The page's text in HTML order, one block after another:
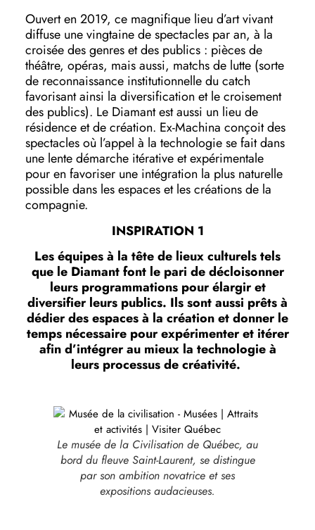
Ouvert en 2019, ce magnifique lieu d’art vivant
diffuse une vingtaine de spectacles par an, à la
croisée des genres et des publics : pièces de
théâtre, opéras, mais aussi, matchs de lutte (sorte
de reconnaissance institutionnelle du catch
favorisant ainsi la diversification et le croisement
des publics). Le Diamant est aussi un lieu de
résidence et de création. Ex-Machina conçoit des
spectacles où l’appel à la technologie se fait dans
une lente démarche itérative et expérimentale
pour en favoriser une intégration la plus naturelle
possible dans les espaces et les créations de la
compagnie.
INSPIRATION 1
Les équipes à la tête de lieux culturels tels
que le Diamant font le pari de décloisonner
leurs programmations pour élargir et
diversifier leurs publics. Ils sont aussi prêts à
dédier des espaces à la création et donner le
temps nécessaire pour expérimenter et itérer
afin d’intégrer au mieux la technologie à
leurs processus de créativité.
Le musée de la Civilisation de Québec, au
bord du fleuve Saint-Laurent, se distingue
par son ambition novatrice et ses
expositions audacieuses.